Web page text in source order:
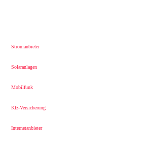
Stromanbieter
Solaranlagen
Mobilfunk
Kfz-Versicherung
Internetanbieter